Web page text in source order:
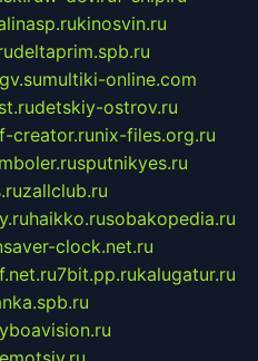
kinosvin.ru
deltaprim.spb.ru
multiki-online.com
detskiy-ostrov.ru
creator.runix-files.org.ru
sputnikyes.ru
zallclub.ru
haikko.rusobakopedia.ru
clock.net.ru
7bit.pp.rukalugatur.ru